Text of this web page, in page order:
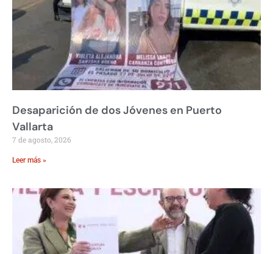
Desaparición de dos Jóvenes en Puerto
Vallarta
7 de agosto, 2026
Leer más »